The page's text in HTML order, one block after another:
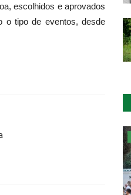
escolhidos e aprovados
o tipo de eventos, desde